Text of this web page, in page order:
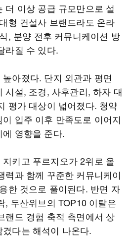
더 이상 공급 규모만으로 설
형 건설사 브랜드라도 온라
, 분양 전후 커뮤니케이션 방
라질 수 있다.
아졌다. 단지 외관과 평면
시설, 조경, 사후관리, 하자 대
평가 대상이 넓어졌다. 청약
입주 이후 만족도로 이어지
영향을 준다.
키고 푸르지오가 2위로 올
력과 함께 꾸준한 커뮤니케이
한 것으로 풀이된다. 반면 자
, 두산위브의 TOP10 이탈은
랜드 경험 축적 측면에서 상
다는 해석이 나온다.